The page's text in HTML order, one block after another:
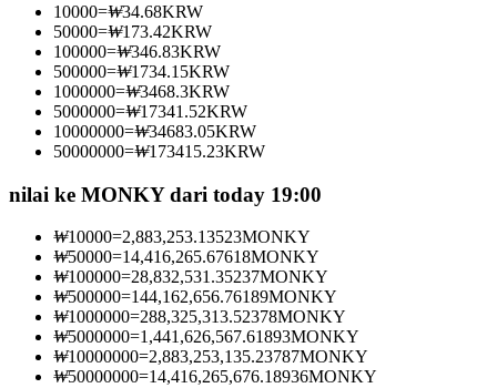
Menjadi Pedagang Salinan
Nikmati pembagian keuntungan dan komisi copy trading
Informasi
Analisis data besar termasuk info perdagangan, dll.
10000=₩34.68KRW
50000=₩173.42KRW
100000=₩346.83KRW
500000=₩1734.15KRW
1000000=₩3468.3KRW
5000000=₩17341.52KRW
10000000=₩34683.05KRW
50000000=₩173415.23KRW
nilai ke MONKY dari today 19:00
₩10000=2,883,253.13523MONKY
₩50000=14,416,265.67618MONKY
₩100000=28,832,531.35237MONKY
₩500000=144,162,656.76189MONKY
₩1000000=288,325,313.52378MONKY
₩5000000=1,441,626,567.61893MONKY
₩10000000=2,883,253,135.23787MONKY
₩50000000=14,416,265,676.18936MONKY